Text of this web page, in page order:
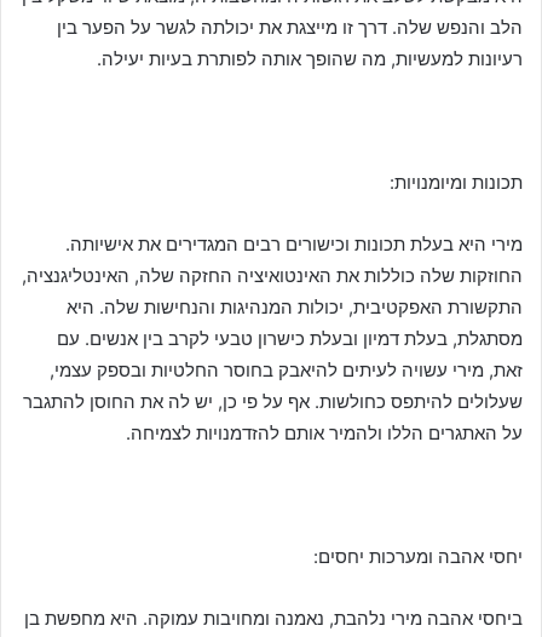
הלב והנפש שלה. דרך זו מייצגת את יכולתה לגשר על הפער בין
רעיונות למעשיות, מה שהופך אותה לפותרת בעיות יעילה.
תכונות ומיומנויות:
מירי היא בעלת תכונות וכישורים רבים המגדירים את אישיותה.
החוזקות שלה כוללות את האינטואיציה החזקה שלה, האינטליגנציה,
התקשורת האפקטיבית, יכולות המנהיגות והנחישות שלה. היא
מסתגלת, בעלת דמיון ובעלת כישרון טבעי לקרב בין אנשים. עם
זאת, מירי עשויה לעיתים להיאבק בחוסר החלטיות ובספק עצמי,
שעלולים להיתפס כחולשות. אף על פי כן, יש לה את החוסן להתגבר
על האתגרים הללו ולהמיר אותם להזדמנויות לצמיחה.
יחסי אהבה ומערכות יחסים:
ביחסי אהבה מירי נלהבת, נאמנה ומחויבות עמוקה. היא מחפשת בן